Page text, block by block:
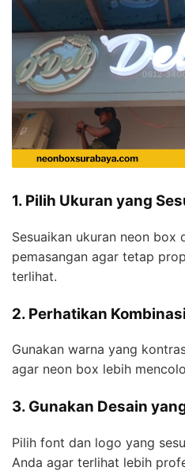
1. Pilih Ukuran yang
Sesuaikan ukuran neon box
pemasangan agar tetap
terlihat.
2. Perhatikan
Gunakan warna yang
agar neon box lebih
3. Gunakan Desain
Pilih font dan logo yang
Anda agar terlihat lebih